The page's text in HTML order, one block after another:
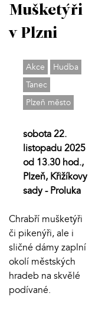
Mušketýři
v Plzni
Akce
Hudba
Tanec
Plzeň město
sobota 22.
listopadu 2025
od 13.30 hod.,
Plzeň, Křižíkovy
sady - Proluka
Chrabří mušketýři
či pikenýři, ale i
sličné dámy zaplní
okolí městských
hradeb na skvělé
podívané.